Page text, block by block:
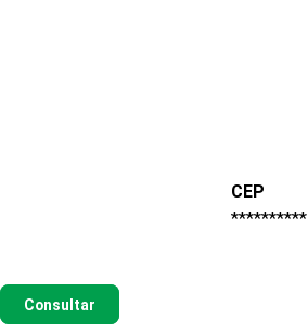
CEP
**********
Consultar